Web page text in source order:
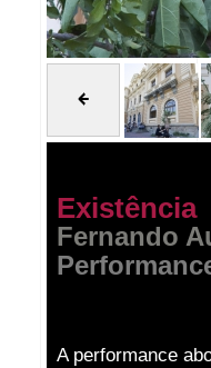
Existência
Fernando
A performance